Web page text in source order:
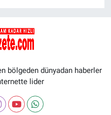
bölgeden dünyadan haberler
lider